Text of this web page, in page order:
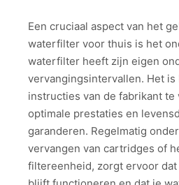
Een cruciaal aspect van het
waterfilter voor thuis is het
waterfilter heeft zijn eigen
vervangingsintervallen. Het is
instructies van de fabrikant te
optimale prestaties en
garanderen. Regelmatig
vervangen van cartridges of
filtereenheid, zorgt ervoor